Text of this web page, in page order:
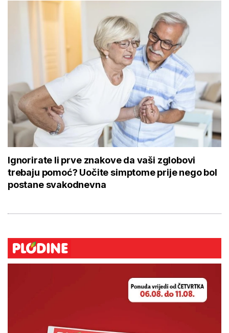
Ignorirate li prve znakove da vaši zglobovi
trebaju pomoć? Uočite simptome prije nego bol
postane svakodnevna